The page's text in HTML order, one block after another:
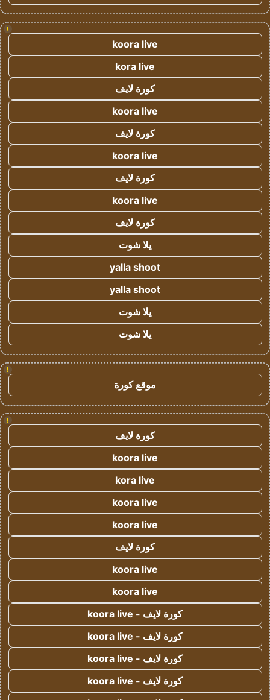
!
koora live
kora live
كورة لايف
koora live
كورة لايف
koora live
كورة لايف
koora live
كورة لايف
يلا شوت
yalla shoot
yalla shoot
يلا شوت
يلا شوت
!
موقع كورة
!
كورة لايف
koora live
kora live
koora live
koora live
كورة لايف
koora live
koora live
كورة لايف - koora live
كورة لايف - koora live
كورة لايف - koora live
كورة لايف - koora live